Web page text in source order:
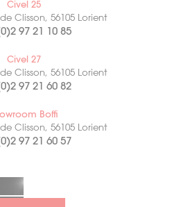
Civel 25
Clisson, 56105 Lorient
97 21 10 85
Civel 27
Clisson, 56105 Lorient
97 21 60 82
Boffi
Clisson, 56105 Lorient
97 21 60 57